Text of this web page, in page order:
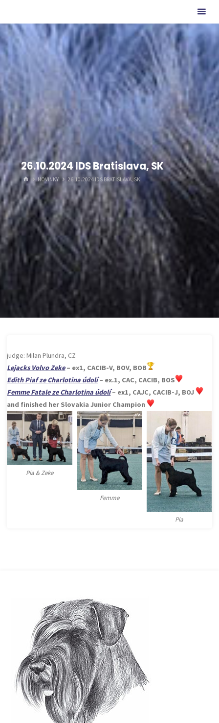
content
údolí
26.10.2024 IDS Bratislava, SK
HOMENOVINKY 26.10.2024 IDS BRATISLAVA, SK
judge: Milan Plundra, CZ
Lejacks Volvo Zeke– ex1, CACIB-V, BOV, BOB
Edith Piaf ze Charlotina údolí– ex.1, CAC, CACIB, BOS
Femme Fatale ze Charlotina údolí– ex1, CAJC, CACIB-J, BOJ
and finished her Slovakia Junior Champion
Pia & Zeke
Femme
Pia